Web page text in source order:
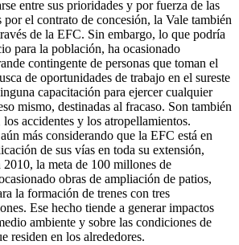
entre sus prioridades y por fuerza de las
por el contrato de concesión, la Vale también
de la EFC. Sin embargo, lo que podría
para la población, ha ocasionado
contingente de personas que toman el
de oportunidades de trabajo en el sureste
capacitación para ejercer cualquier
mismo, destinadas al fracaso. Son también
accidentes y los atropellamientos.
más considerando que la EFC está en
de sus vías en toda su extensión,
2010, la meta de 100 millones de
obras de ampliación de patios,
la formación de trenes con tres
Ese hecho tiende a generar impactos
ambiente y sobre las condiciones de
residen en los alrededores.